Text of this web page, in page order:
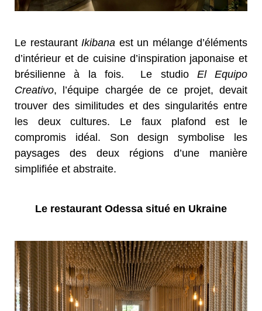
Le restaurant Ikibana est un mélange d’éléments
d’intérieur et de cuisine d’inspiration japonaise et
brésilienne à la fois. Le studio El Equipo
Creativo, l’équipe chargée de ce projet, devait
trouver des similitudes et des singularités entre
les deux cultures. Le faux plafond est le
compromis idéal. Son design symbolise les
paysages des deux régions d’une manière
simplifiée et abstraite.
Le restaurant Odessa situé en Ukraine